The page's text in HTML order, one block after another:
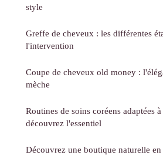
style
Greffe de cheveux : les différentes
l'intervention
Coupe de cheveux old money :
mèche
Routines de soins coréens adaptées
découvrez l'essentiel
Découvrez une boutique naturelle